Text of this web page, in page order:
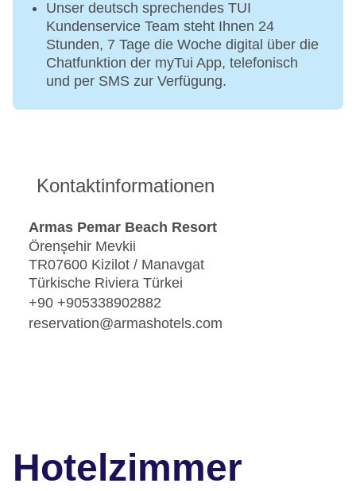
Unser deutsch sprechendes TUI
Kundenservice Team steht Ihnen 24
Stunden, 7 Tage die Woche digital über die
Chatfunktion der myTui App, telefonisch
und per SMS zur Verfügung.
Kontaktinformationen
Armas Pemar Beach Resort
Örenşehir Mevkii
TR07600 Kizilot / Manavgat
Türkische Riviera Türkei
+90 +905338902882
reservation@armashotels.com
Hotelzimmer